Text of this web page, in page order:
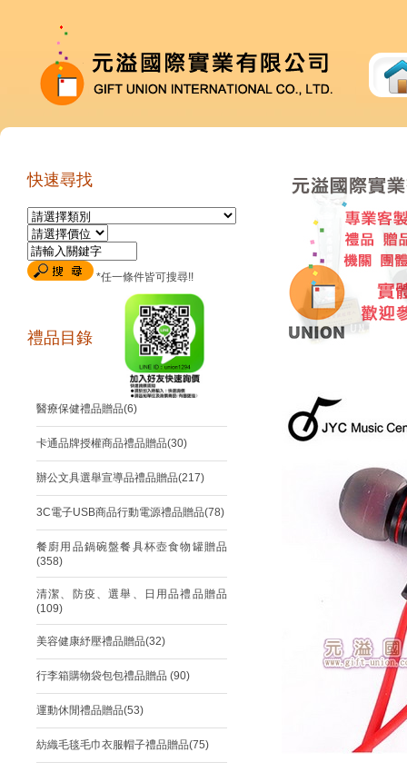
快速尋找
*任一條件皆可搜尋!!
禮品目錄
醫療保健禮品贈品(6)
卡通品牌授權商品禮品贈品(30)
辦公文具選舉宣導品禮品贈品(217)
3C電子USB商品行動電源禮品贈品(78)
餐廚用品鍋碗盤餐具杯壺食物罐贈品
(358)
清潔、防疫、選舉、日用品禮品贈品
(109)
美容健康紓壓禮品贈品(32)
行李箱購物袋包包禮品贈品 (90)
運動休閒禮品贈品(53)
紡織毛毯毛巾衣服帽子禮品贈品(75)